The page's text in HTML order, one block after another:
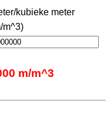
kubieke meter
m^3)
m/m^3